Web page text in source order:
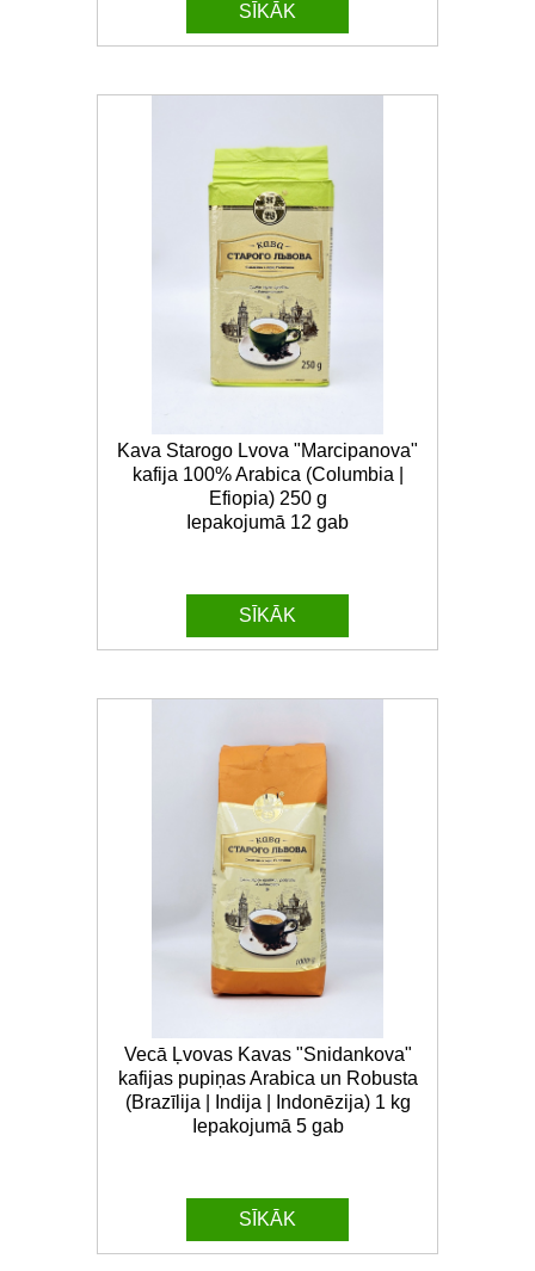
SĪKĀK
Kava Starogo Lvova "Marcipanova"
kafija 100% Arabica (Columbia |
Efiopia) 250 g
Iepakojumā 12 gab
SĪKĀK
Vecā Ļvovas Kavas "Snidankova"
kafijas pupiņas Arabica un Robusta
(Brazīlija | Indija | Indonēzija) 1 kg
Iepakojumā 5 gab
SĪKĀK